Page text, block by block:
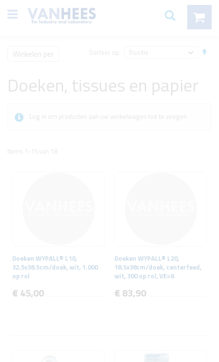
direct
door
Zoeken
Doeken, tissues en papier
Log in om producten aan uw winkelwagen toe te voegen
Items 1- 15 van 18
Sorteer op
Doeken WYPALL® L10,
32.5x38.5cm/doek, wit, 1.000
op rol
€ 45,00
Doeken WYPALL® L20,
18.5x38cm/doek, centerfeed,
wit, 300 op rol, VE=6
€ 83,90
Winkelen per